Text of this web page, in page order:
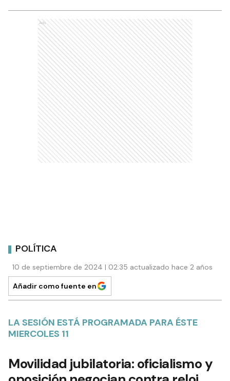
Ads
POLÍTICA
10 de septiembre de 2024 | 02:35 actualizado hace 2 años
Añadir como fuente en
LA SESIÓN ESTÁ PROGRAMADA PARA ÉSTE
MIERCOLES 11
Movilidad jubilatoria: oficialismo y